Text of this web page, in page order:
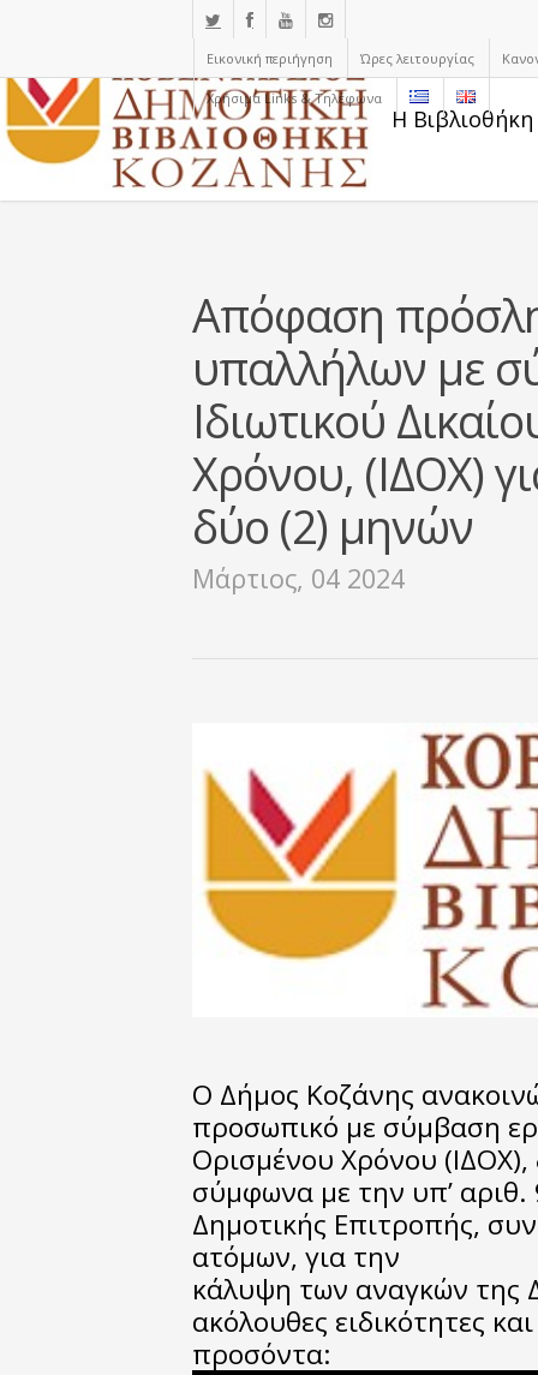
Εικονική περιήγηση Ώρες λειτουργίας
Χρήσιμα Links & Τηλέφωνα
Η
Απόφαση
υπαλλήλων με
Ιδιωτικού
Χρόνου, (ΙΔΟΧ)
δύο (2) μηνών
Μάρτιος, 04 2024
Ο Δήμος Κοζάνης
προσωπικό με σύμβαση
Ορισμένου Χρόνου
σύμφωνα με την υπ’
Δημοτικής Επιτροπής,
ατόμων, για την
κάλυψη των αναγκών της
ακόλουθες ειδικότητες
προσόντα: